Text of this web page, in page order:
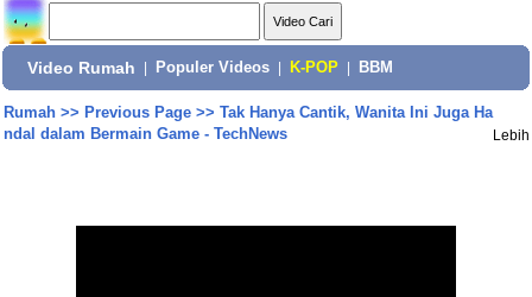
Video Rumah Populer Videos K-POP BBM
Rumah>> Previous Page>> Tak Hanya Cantik, Wanita Ini Juga Ha
ndal dalam Bermain Game - TechNews
Lebih